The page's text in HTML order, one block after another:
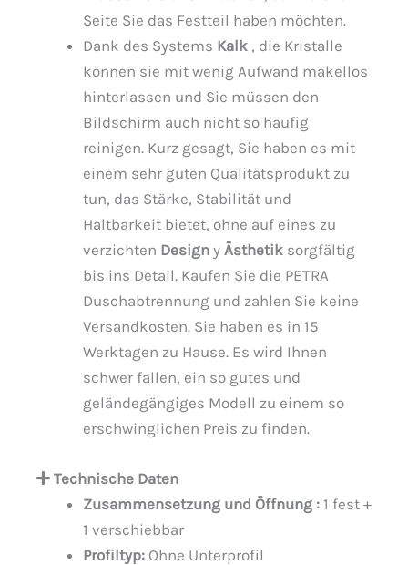
Seite Sie das Festteil haben möchten.
Dank des Systems Kalk , die Kristalle
können sie mit wenig Aufwand makellos
hinterlassen und Sie müssen den
Bildschirm auch nicht so häufig
reinigen. Kurz gesagt, Sie haben es mit
einem sehr guten Qualitätsprodukt zu
tun, das Stärke, Stabilität und
Haltbarkeit bietet, ohne auf eines zu
verzichten Design y Ästhetik sorgfältig
bis ins Detail. Kaufen Sie die PETRA
Duschabtrennung und zahlen Sie keine
Versandkosten. Sie haben es in 15
Werktagen zu Hause. Es wird Ihnen
schwer fallen, ein so gutes und
geländegängiges Modell zu einem so
erschwinglichen Preis zu finden.
Technische Daten
Zusammensetzung und Öffnung : 1 fest +
1 verschiebbar
Profiltyp: Ohne Unterprofil